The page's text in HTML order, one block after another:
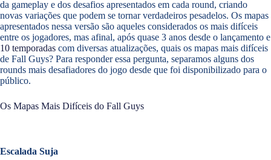
da gameplay e dos desafios apresentados em cada round, criando
novas variações que podem se tornar verdadeiros pesadelos. Os mapas
apresentados nessa versão são aqueles considerados os mais difíceis
entre os jogadores, mas afinal, após quase 3 anos desde o lançamento e
10 temporadas com diversas atualizações, quais os mapas mais difíceis
de Fall Guys? Para responder essa pergunta, separamos alguns dos
rounds mais desafiadores do jogo desde que foi disponibilizado para o
público.
Os Mapas Mais Difíceis do Fall Guys
Escalada Suja